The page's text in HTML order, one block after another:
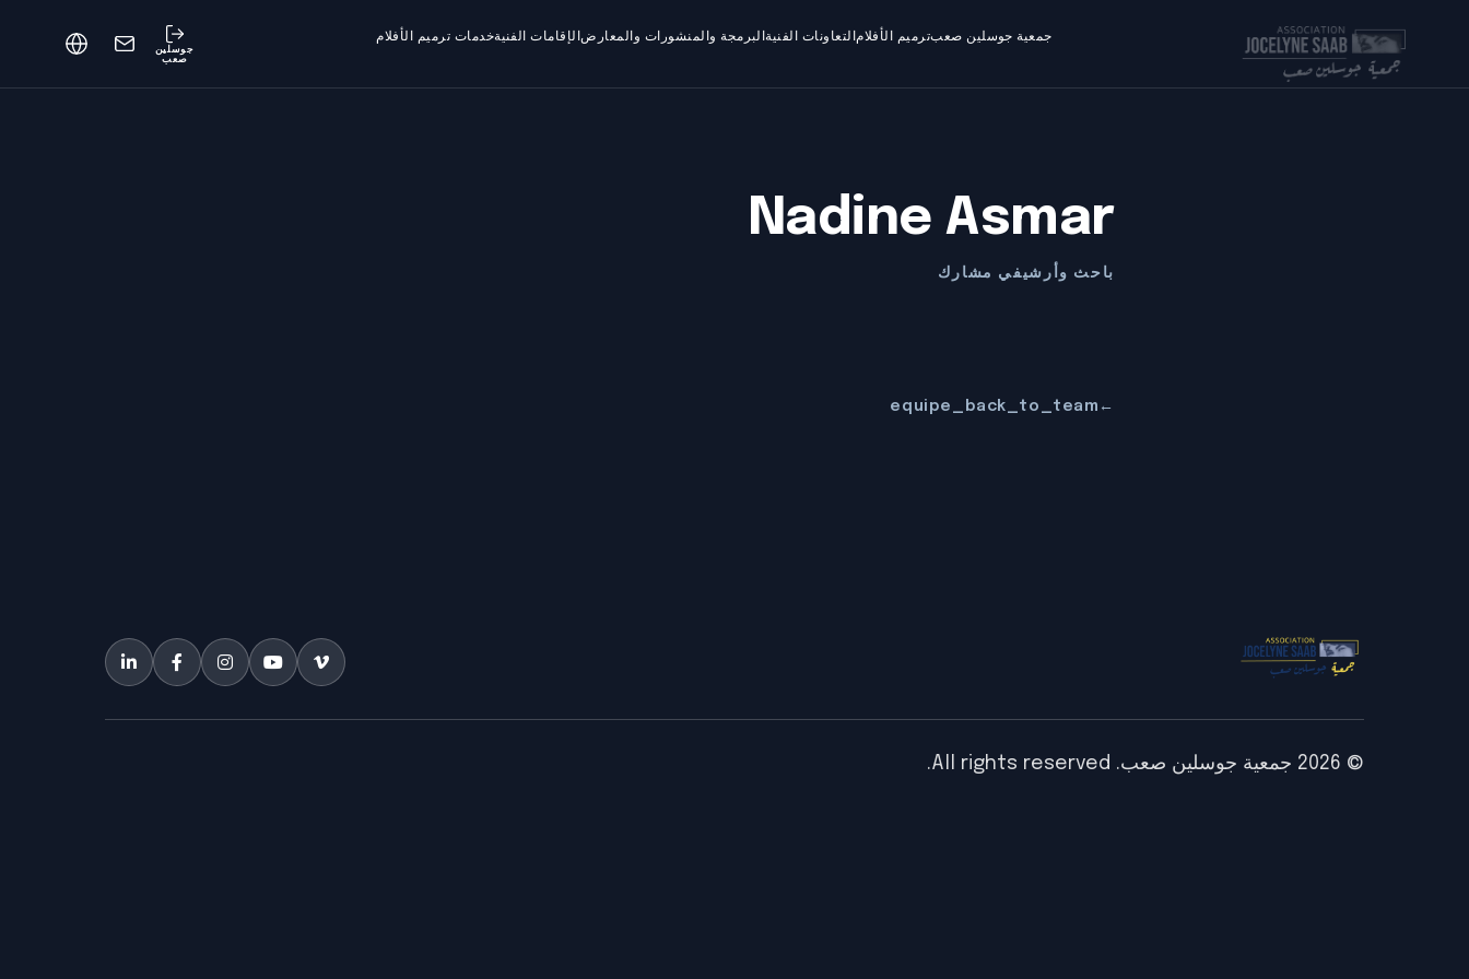
جمعية جوسلين صعبترميم الأفلام التعاونات الفنية البرمجة والمنشورات والمعارض الإقامات الفنيةخدمات ترميم الأفلام
جوسلين
صعب
Nadine Asmar
باحث وأرشيفي مشارك
←
equipe_back_to_team
© 2026 جمعية جوسلين صعب. All rights reserved.